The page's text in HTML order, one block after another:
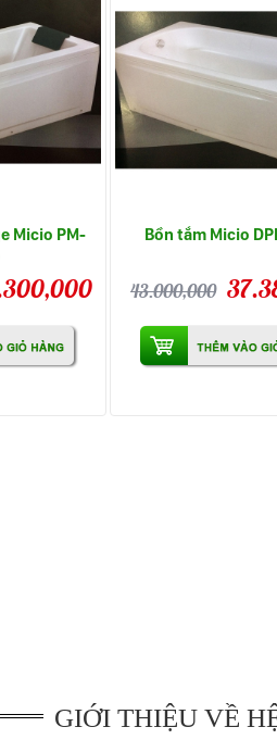
Micio PM-
Bồn tắm Micio
43.000,000